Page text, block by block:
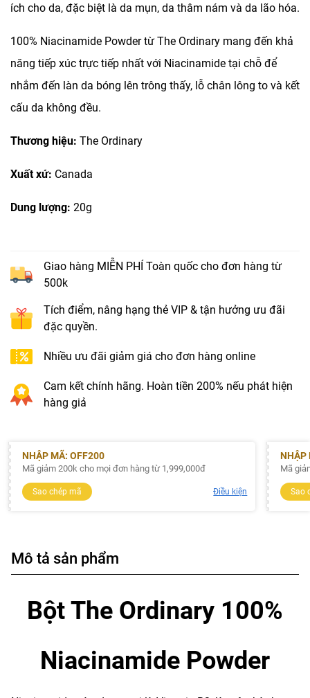
ích cho da, đặc biệt là da mụn, da thâm nám và da lão hóa.
100% Niacinamide Powder từ The Ordinary mang đến khả
năng tiếp xúc trực tiếp nhất với Niacinamide tại chỗ để
nhắm đến làn da bóng lên trông thấy, lỗ chân lông to và kết
cấu da không đều.
Thương hiệu: The Ordinary
Xuất xứ: Canada
Dung lượng: 20g
Giao hàng MIỄN PHÍ Toàn quốc cho đơn hàng từ
500k
Tích điểm, nâng hạng thẻ VIP & tận hưởng ưu đãi
đặc quyền.
Nhiều ưu đãi giảm giá cho đơn hàng online
Cam kết chính hãng. Hoàn tiền 200% nếu phát hiện
hàng giả
NHẬP MÃ: OFF200
Mã giảm 200k cho mọi đơn hàng từ 1,999,000đ
Sao chép mã Điều kiện
NHẬP
Mã
Sao
Mô tả sản phẩm
Bột The Ordinary 100%
Niacinamide Powder